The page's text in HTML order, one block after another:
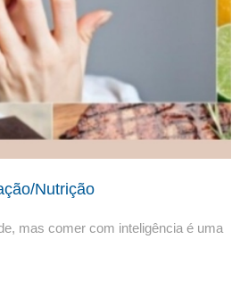
Nutrição
mas comer com inteligência é uma